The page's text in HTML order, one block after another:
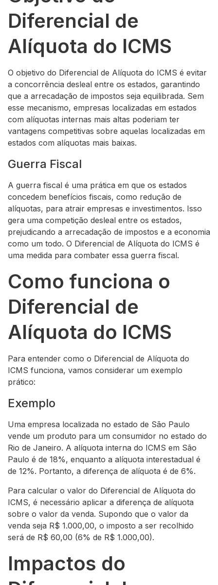
Diferencial de
Alíquota do ICMS
O objetivo do Diferencial de Alíquota do ICMS é evitar
a concorrência desleal entre os estados, garantindo
que a arrecadação de impostos seja equilibrada. Sem
esse mecanismo, empresas localizadas em estados
com alíquotas internas mais altas poderiam ter
vantagens competitivas sobre aquelas localizadas em
estados com alíquotas mais baixas.
Guerra Fiscal
A guerra fiscal é uma prática em que os estados
concedem benefícios fiscais, como redução de
alíquotas, para atrair empresas e investimentos. Isso
gera uma competição desleal entre os estados,
prejudicando a arrecadação de impostos e a economia
como um todo. O Diferencial de Alíquota do ICMS é
uma medida para combater essa guerra fiscal.
Como funciona o
Diferencial de
Alíquota do ICMS
Para entender como o Diferencial de Alíquota do
ICMS funciona, vamos considerar um exemplo
prático:
Exemplo
Uma empresa localizada no estado de São Paulo
vende um produto para um consumidor no estado do
Rio de Janeiro. A alíquota interna do ICMS em São
Paulo é de 18%, enquanto a alíquota interestadual é
de 12%. Portanto, a diferença de alíquota é de 6%.
Para calcular o valor do Diferencial de Alíquota do
ICMS, é necessário aplicar a diferença de alíquota
sobre o valor da venda. Supondo que o valor da
venda seja R$ 1.000,00, o imposto a ser recolhido
será de R$ 60,00 (6% de R$ 1.000,00).
Impactos do